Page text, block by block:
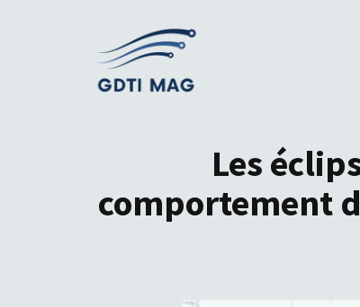
Les
comportement